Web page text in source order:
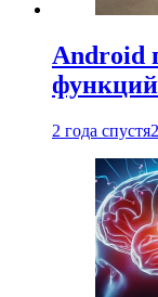
Android
функций
2 года спустя